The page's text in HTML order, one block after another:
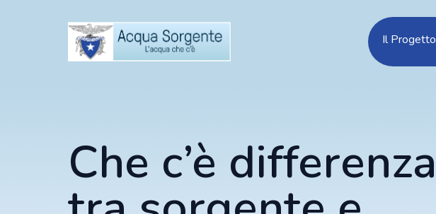
Il Progetto
Che c’è differenza